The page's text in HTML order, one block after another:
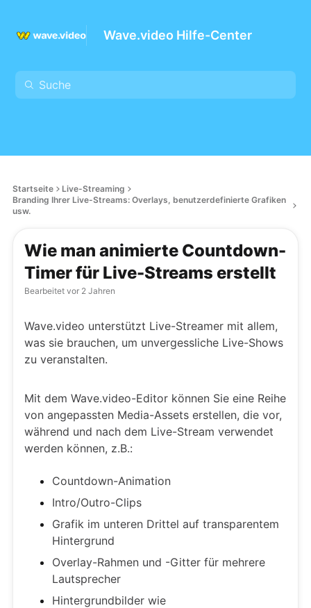
Wave.video Hilfe-Center
Startseite
Live-Streaming
Branding Ihrer Live-Streams: Overlays, benutzerdefinierte Grafiken
usw.
Wie man animierte Countdown-
Timer für Live-Streams erstellt
Bearbeitet vor 2 Jahren
Wave.video unterstützt Live-Streamer mit allem,
was sie brauchen, um unvergessliche Live-Shows
zu veranstalten.
Mit dem Wave.video-Editor können Sie eine Reihe
von angepassten Media-Assets erstellen, die vor,
während und nach dem Live-Stream verwendet
werden können, z.B.:
Countdown-Animation
Intro/Outro-Clips
Grafik im unteren Drittel auf transparentem
Hintergrund
Overlay-Rahmen und -Gitter für mehrere
Lautsprecher
Hintergrundbilder wie